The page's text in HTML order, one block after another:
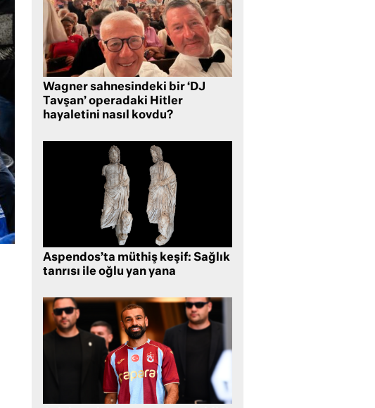
Wagner sahnesindeki bir ‘DJ
Tavşan’ operadaki Hitler
hayaletini nasıl kovdu?
Aspendos’ta müthiş keşif: Sağlık
tanrısı ile oğlu yan yana